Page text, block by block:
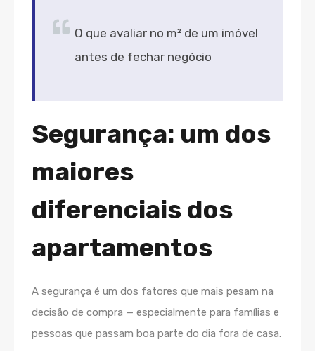
O que avaliar no m² de um imóvel
antes de fechar negócio
Segurança: um dos
maiores
diferenciais dos
apartamentos
A segurança é um dos fatores que mais pesam na
decisão de compra — especialmente para famílias e
pessoas que passam boa parte do dia fora de casa.